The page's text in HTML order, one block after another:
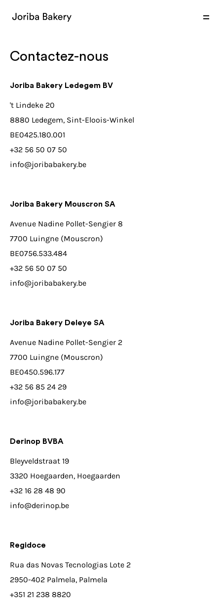
marchés
Contactez-nous
Joriba Bakery Ledegem BV
't Lindeke 20
8880 Ledegem, Sint-Eloois-Winkel
BE0425.180.001
+32 56 50 07 50
info@joribabakery.be
Joriba Bakery Mouscron SA
Avenue Nadine Pollet-Sengier 8
7700 Luingne (Mouscron)
BE0756.533.484
+32 56 50 07 50
info@joribabakery.be
Joriba Bakery Deleye SA
Avenue Nadine Pollet-Sengier 2
7700 Luingne (Mouscron)
BE0450.596.177
+32 56 85 24 29
info@joribabakery.be
Derinop BVBA
Bleyveldstraat 19
3320 Hoegaarden, Hoegaarden
+32 16 28 48 90
info@derinop.be
Regidoce
Rua das Novas Tecnologias Lote 2
2950-402 Palmela, Palmela
+351 21 238 8820